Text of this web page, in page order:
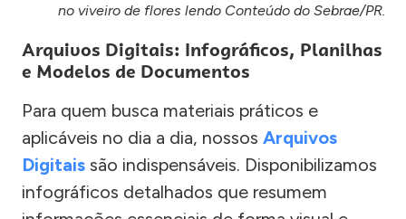
no viveiro de flores lendo Conteúdo do Sebrae/PR.
Arquivos Digitais: Infográficos, Planilhas
e Modelos de Documentos
Para quem busca materiais práticos e
aplicáveis no dia a dia, nossos Arquivos
Digitais são indispensáveis. Disponibilizamos
infográficos detalhados que resumem